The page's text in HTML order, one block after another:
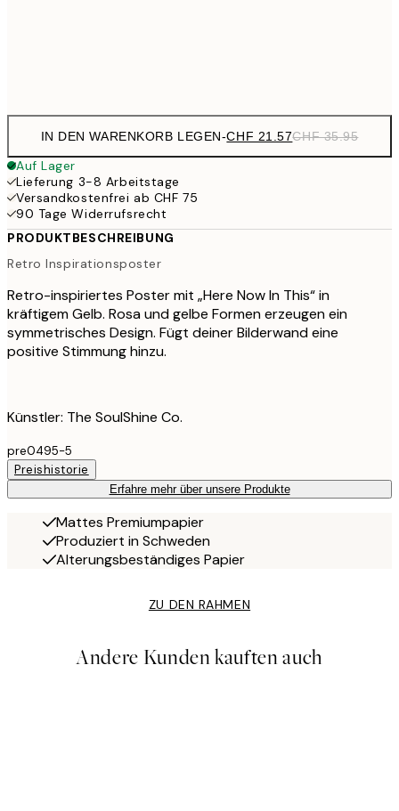
IN DEN WARENKORB LEGEN-CHF 21.57CHF 35.95
Auf Lager
Lieferung 3-8 Arbeitstage
Versandkostenfrei ab CHF 75
90 Tage Widerrufsrecht
PRODUKTBESCHREIBUNG
Retro Inspirationsposter
Retro-inspiriertes Poster mit „Here Now In This“ in
kräftigem Gelb. Rosa und gelbe Formen erzeugen ein
symmetrisches Design. Fügt deiner Bilderwand eine
positive Stimmung hinzu.
Künstler: The SoulShine Co.
pre0495-5
Preishistorie
Erfahre mehr über unsere Produkte
Mattes Premiumpapier
Produziert in Schweden
Alterungsbeständiges Papier
ZU DEN RAHMEN
Andere Kunden kauften auch